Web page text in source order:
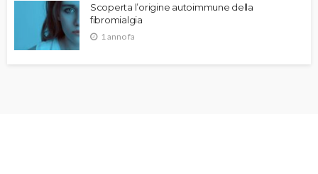
Scoperta l’origine autoimmune della
fibromialgia
1 anno fa